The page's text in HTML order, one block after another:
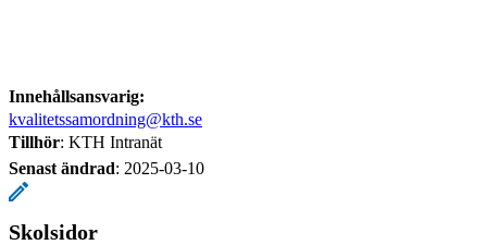
Innehållsansvarig:
kvalitetssamordning@kth.se
Tillhör: KTH Intranät
Senast ändrad: 2025-03-10
Skolsidor